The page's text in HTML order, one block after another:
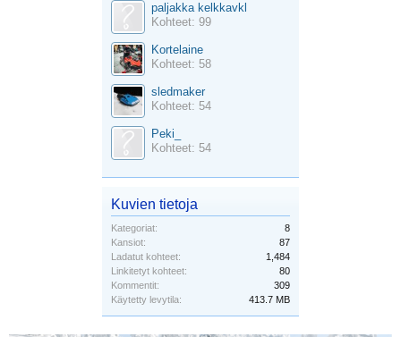
paljakka kelkkavkl
Kohteet: 99
Kortelaine
Kohteet: 58
sledmaker
Kohteet: 54
Peki_
Kohteet: 54
Kuvien tietoja
Kategoriat:
8
Kansiot:
87
Ladatut kohteet:
1,484
Linkitetyt kohteet:
80
Kommentit:
309
Käytetty levytila:
413.7 MB